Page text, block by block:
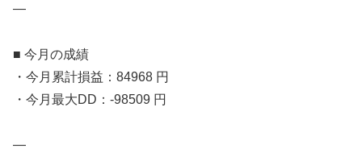
—
■ 今月の成績
・今月累計損益：84968 円
・今月最大DD：-98509 円
—